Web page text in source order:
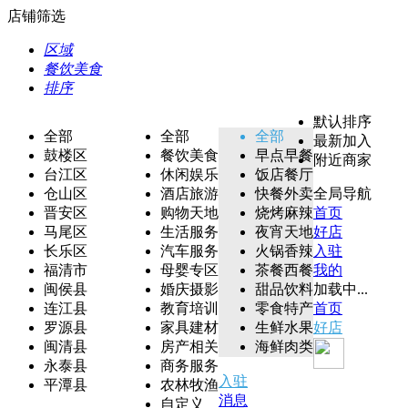
店铺筛选
区域
餐饮美食
排序
全部
鼓楼区
台江区
仓山区
晋安区
马尾区
长乐区
福清市
闽侯县
连江县
罗源县
闽清县
永泰县
平潭县
全部
餐饮美食
休闲娱乐
酒店旅游
购物天地
生活服务
汽车服务
母婴专区
婚庆摄影
教育培训
家具建材
房产相关
商务服务
农林牧渔
自定义
全部
早点早餐
饭店餐厅
快餐外卖
烧烤麻辣
夜宵天地
火锅香辣
茶餐西餐
甜品饮料
零食特产
生鲜水果
海鲜肉类
默认排序
最新加入
附近商家
全局导航
首页
好店
入驻
我的
加载中...
首页
好店
入驻
消息